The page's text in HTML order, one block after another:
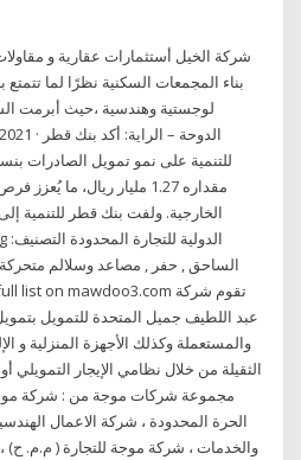
شركة الخيل أستثمارات عقارية و
بناء المجمعات السكنية نظرًا لما
لوجستية وهندسية ،حيث أبرمت
مقداره 1.27 مليار ريال، ما
الخارجية. ولفت بنك قطر للتنمية
الساحق , حفر , مصاعد وسلالم
عبد اللطيف جميل المتحدة للتمويل
والمستعملة وكذلك الأجهزة المنزلية و
الثقيلة من خلال نظامي الإيجار
مجموعة شركات موجة من : شركة موجة
الحرة المحدودة ، شركة الاعمال
والخدمات ، شركة موجة للتجارة ( م.م. ح) ،